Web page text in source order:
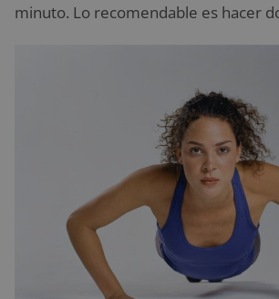
minuto. Lo recomendable es hacer